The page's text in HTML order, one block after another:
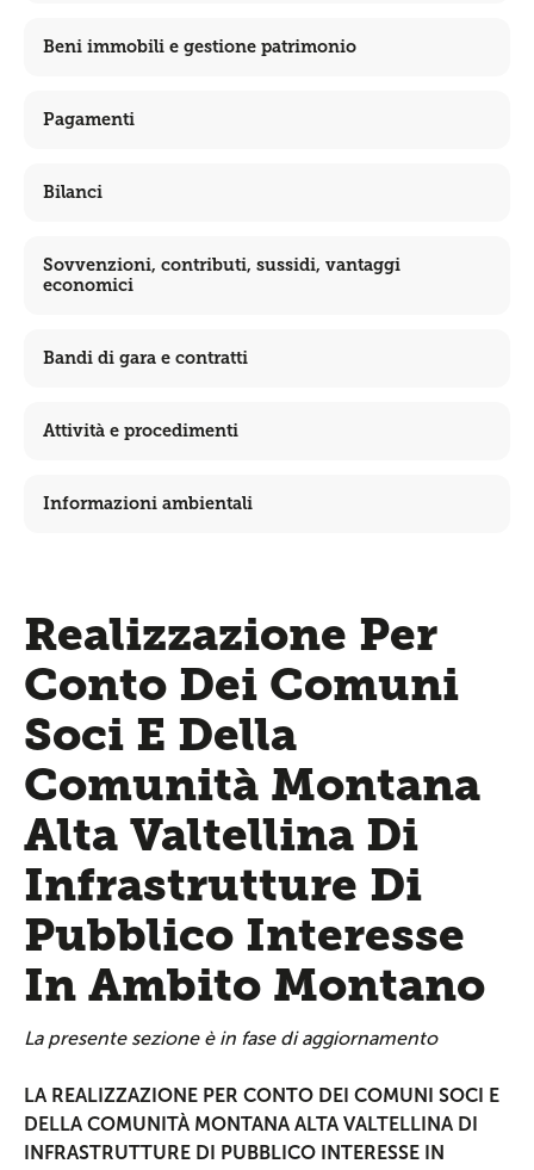
Beni immobili e gestione patrimonio
Pagamenti
Bilanci
Sovvenzioni, contributi, sussidi, vantaggi
economici
Bandi di gara e contratti
Attività e procedimenti
Informazioni ambientali
Realizzazione Per
Conto Dei Comuni
Soci E Della
Comunità Montana
Alta Valtellina Di
Infrastrutture Di
Pubblico Interesse
In Ambito Montano
La presente sezione è in fase di aggiornamento
LA REALIZZAZIONE PER CONTO DEI COMUNI SOCI E
DELLA COMUNITÀ MONTANA ALTA VALTELLINA DI
INFRASTRUTTURE DI PUBBLICO INTERESSE IN